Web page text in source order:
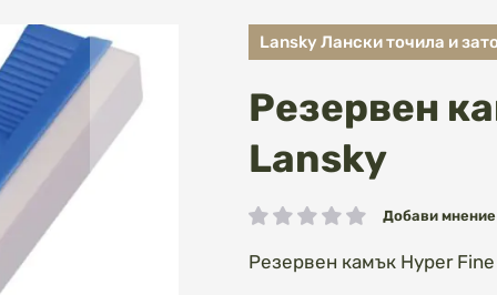
Lansky Лански точила и
Резервен
Lansky
рейтинг: Добави мнение
Резервен камък Hyper